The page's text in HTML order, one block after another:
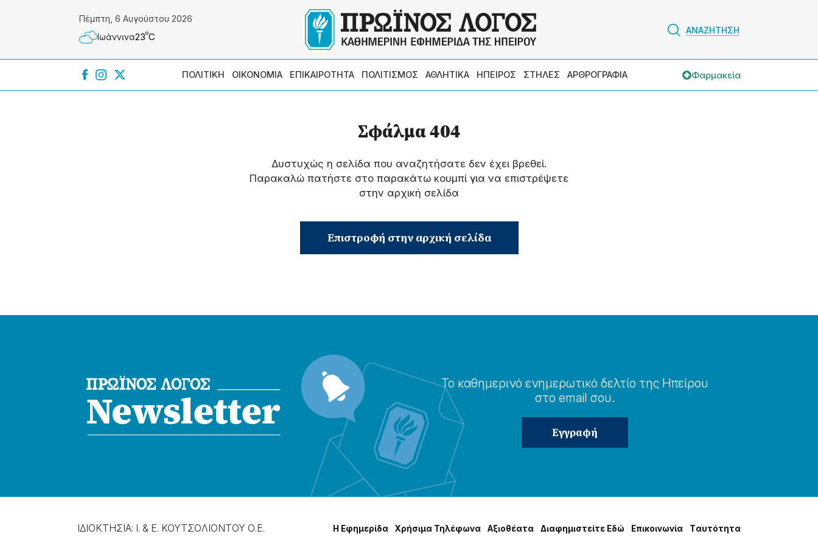
Πέμπτη, 6 Αυγούστου 2026
Ιωάννɩνα23ºC
ΑΝΑΖΗΤΗΣΗ
ΠΟΛΙΤΙΚΗ ΟΙΚΟΝΟΜΙΑ ΕΠΙΚΑΙΡΟΤΗΤΑ ΠΟΛΙΤΙΣΜΟΣ ΑΘΛΗΤΙΚΑ ΗΠΕΙΡΟΣ ΣΤΗΛΕΣ ΑΡΘΡΟΓΡΑΦΙΑ Φαρμακεία
Σφάλμα 404
Δυστυχώς η σελίδα που αναζητήσατε δεν έχει βρεθεί.
Παρακαλώ πατήστε στο παρακάτω κουμπί για να επιστρέψετε
στην αρχική σελίδα
Επιστροφή στην αρχική σελίδα
Το καθημερɩνό ενημερωτɩκό δελτίο της Ηπείρου
στο email σου.
ΙΔΙΟΚΤΗΣΙΑ: Ι. & Ε. ΚΟΥΤΣΟΛΙΟΝΤΟΥ Ο.Ε. Η Εφημερίδα Χρήσɩμα Τηλέφωνα Αξɩοθέατα Δɩαφημɩστείτε Εδώ Επɩκοɩνωνία Tαυτότητα